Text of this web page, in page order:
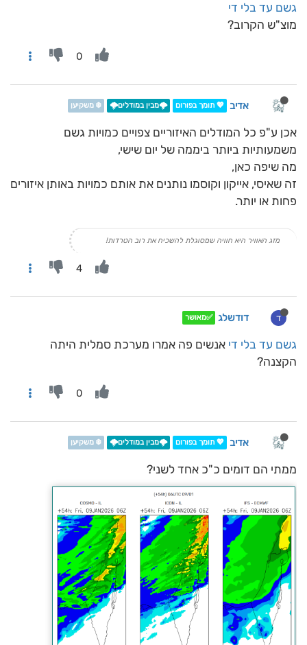
גשם עד בלי די
מוצ"ש הקרוב?
0
אדיב 💖 תומך בפורום 🌩️מבין במודלים🌩️ ❄️ משקיען
אכן ע"פ כל המודלים האיזוריים צפויים כמויות גשם
משמעותיות ביותר ביממה של יום שישי,
מה שיפה כאן,
זה שאיסי, אייקון וקוסמו נותנים את אותם כמויות באותן איזורים
פחות או יותר.
מזג האוויר היא חוויה שמסוגלת להשכיח את רוב הטרדות!
4
ד דודשלג ✅מאושר
גשם עד בלי די אנשים פה אמרו מערכת סמלית היתה
הקצנה?
0
אדיב 💖 תומך בפורום 🌩️מבין במודלים🌩️ ❄️ משקיען
ממתי הם דומים כ"כ אחד לשני?